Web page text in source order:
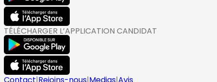
TÉLÉCHARGER L’APPLICATION CANDIDAT